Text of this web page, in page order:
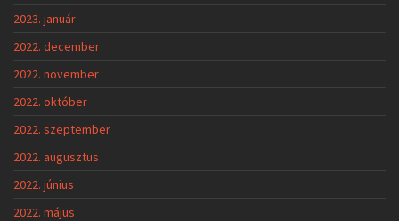
2023. január
2022. december
2022. november
2022. október
2022. szeptember
2022. augusztus
2022. június
2022. május